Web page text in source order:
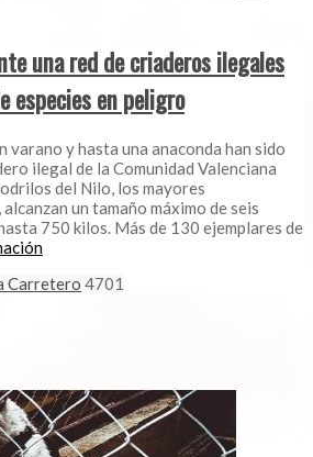
una red de criaderos ilegales
especies en peligro
varano y hasta una anaconda han sido
ilegal de la Comunidad Valenciana
del Nilo, los mayores
un tamaño máximo de seis
750 kilos. Más de 130 ejemplares de
Carretero 4701